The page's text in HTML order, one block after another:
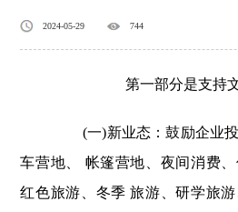
2024-05-29 744
第一部分是支持
(一)新业态：鼓励企业投
车营地、 帐篷营地、夜间消费、
红色旅游、冬季 旅游、研学旅